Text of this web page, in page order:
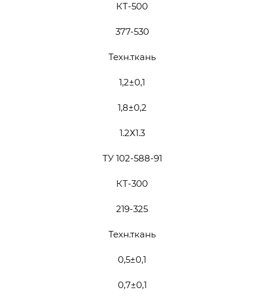
КТ-500
377-530
Техн.ткань
1,2±0,1
1,8±0,2
1.2Х1.3
ТУ 102-588-91
КТ-300
219-325
Техн.ткань
0,5±0,1
0,7±0,1